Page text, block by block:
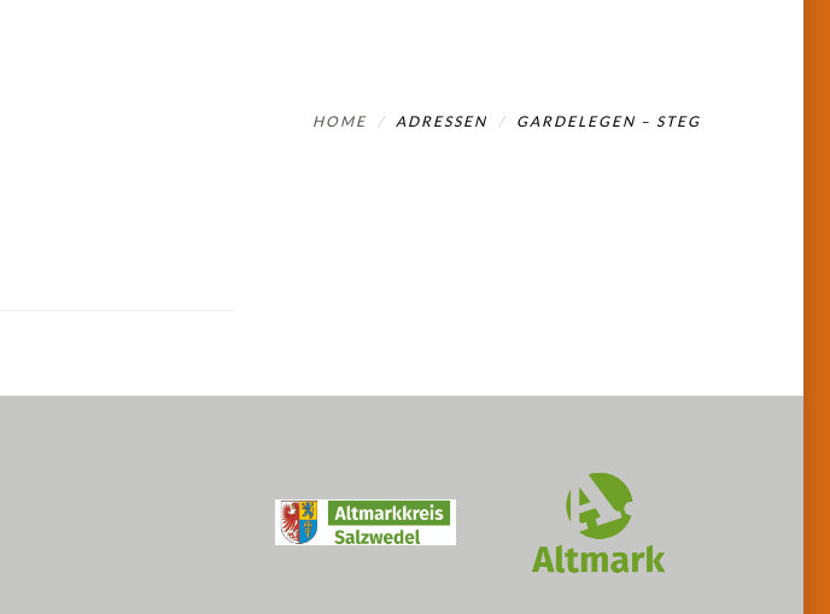
HOME ADRESSEN GARDELEGEN – STEG